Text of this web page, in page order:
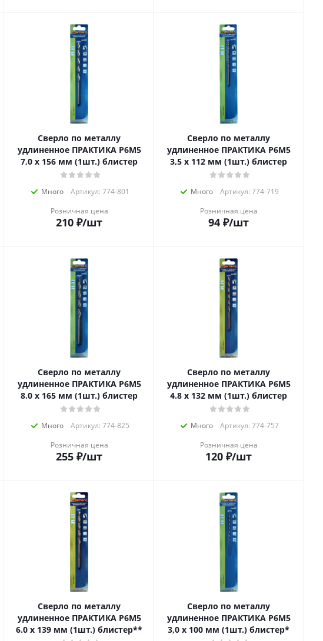
Сверло по металлу
удлиненное ПРАКТИКА Р6М5
7,0 х 156 мм (1шт.) блистер
Много
Артикул: 774-801
Розничная цена
210 ₽/шт
Сверло по металлу
удлиненное ПРАКТИКА Р6М5
3,5 х 112 мм (1шт.) блистер
Много
Артикул: 774-719
Розничная цена
94 ₽/шт
Сверло по металлу
удлиненное ПРАКТИКА Р6М5
8.0 х 165 мм (1шт.) блистер
Много
Артикул: 774-825
Розничная цена
255 ₽/шт
Сверло по металлу
удлиненное ПРАКТИКА Р6М5
4.8 х 132 мм (1шт.) блистер
Много
Артикул: 774-757
Розничная цена
120 ₽/шт
Сверло по металлу
удлиненное ПРАКТИКА Р6М5
6.0 х 139 мм (1шт.) блистер**
Сверло по металлу
удлиненное ПРАКТИКА Р6М5
3,0 х 100 мм (1шт.) блистер*